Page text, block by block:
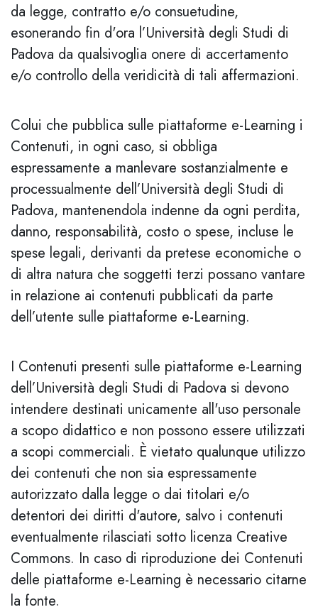
da legge, contratto e/o consuetudine,
esonerando fin d'ora l’Università degli Studi di
Padova da qualsivoglia onere di accertamento
e/o controllo della veridicità di tali affermazioni.
Colui che pubblica sulle piattaforme e-Learning i
Contenuti, in ogni caso, si obbliga
espressamente a manlevare sostanzialmente e
processualmente dell’Università degli Studi di
Padova, mantenendola indenne da ogni perdita,
danno, responsabilità, costo o spese, incluse le
spese legali, derivanti da pretese economiche o
di altra natura che soggetti terzi possano vantare
in relazione ai contenuti pubblicati da parte
dell’utente sulle piattaforme e-Learning.
I Contenuti presenti sulle piattaforme e-Learning
dell’Università degli Studi di Padova si devono
intendere destinati unicamente all'uso personale
a scopo didattico e non possono essere utilizzati
a scopi commerciali. È vietato qualunque utilizzo
dei contenuti che non sia espressamente
autorizzato dalla legge o dai titolari e/o
detentori dei diritti d'autore, salvo i contenuti
eventualmente rilasciati sotto licenza Creative
Commons. In caso di riproduzione dei Contenuti
delle piattaforme e-Learning è necessario citarne
la fonte.